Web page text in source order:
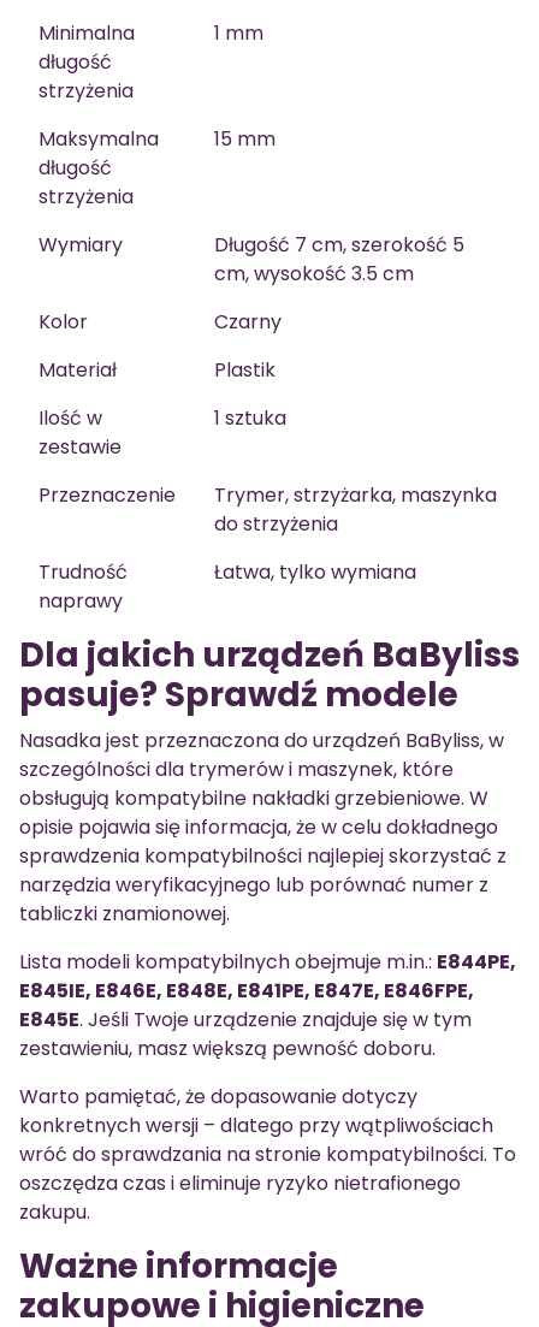
Minimalna
długość
strzyżenia
1 mm
Maksymalna
długość
strzyżenia
15 mm
Wymiary
Długość 7 cm, szerokość 5
cm, wysokość 3.5 cm
Kolor
Czarny
Materiał
Plastik
Ilość w
zestawie
1 sztuka
Przeznaczenie
Trymer, strzyżarka, maszynka
do strzyżenia
Trudność
naprawy
Łatwa, tylko wymiana
Dla jakich urządzeń BaByliss
pasuje? Sprawdź modele
Nasadka jest przeznaczona do urządzeń BaByliss, w
szczególności dla trymerów i maszynek, które
obsługują kompatybilne nakładki grzebieniowe. W
opisie pojawia się informacja, że w celu dokładnego
sprawdzenia kompatybilności najlepiej skorzystać z
narzędzia weryfikacyjnego lub porównać numer z
tabliczki znamionowej.
Lista modeli kompatybilnych obejmuje m.in.: E844PE,
E845IE, E846E, E848E, E841PE, E847E, E846FPE,
E845E. Jeśli Twoje urządzenie znajduje się w tym
zestawieniu, masz większą pewność doboru.
Warto pamiętać, że dopasowanie dotyczy
konkretnych wersji – dlatego przy wątpliwościach
wróć do sprawdzania na stronie kompatybilności. To
oszczędza czas i eliminuje ryzyko nietrafionego
zakupu.
Ważne informacje
zakupowe i higieniczne